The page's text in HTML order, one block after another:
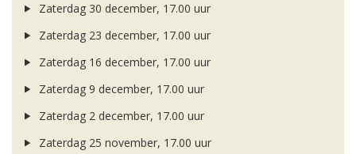
Zaterdag 30 december, 17.00 uur
Zaterdag 23 december, 17.00 uur
Zaterdag 16 december, 17.00 uur
Zaterdag 9 december, 17.00 uur
Zaterdag 2 december, 17.00 uur
Zaterdag 25 november, 17.00 uur